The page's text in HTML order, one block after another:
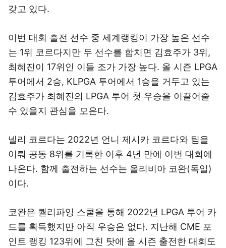
갖고 있다.
이번 대회 출전 선수 중 세계랭킹이 가장 높은 선수
는 1위 코르다지만 두 선수를 합치면 김효주가 3위,
최혜진이 17위인 이들 조가 가장 높다. 올 시즌 LPGA
투어에서 2승, KLPGA 투어에서 1승을 거두고 있는
김효주가 최혜진의 LPGA 투어 첫 우승을 이끌어줄
수 있을지 관심을 모은다.
넬리 코르다는 2022년 언니 제시카 코르다와 팀을
이뤄 공동 8위를 기록한 이후 4년 만에 이번 대회에
나온다. 함께 출전하는 선수는 올리비아 코완(독일)
이다.
코완은 퀄리파잉 스쿨을 통해 2022년 LPGA 투어 카
드를 획득했지만 아직 우승은 없다. 지난해 CME 포
인트 랭킹 123위에 그친 탓에 올 시즌 출전한 대회도